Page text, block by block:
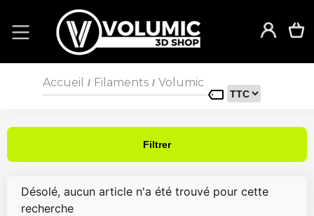
Accueil / Filaments / Volumic
Filtrer
Désolé, aucun article n'a été trouvé pour cette
recherche